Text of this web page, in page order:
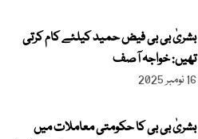
بشریٰ بی بی فیض حمید کیلئے کام کرتی
تھیں: خواجہ آصف
16 نومبر 2025
بشریٰ بی بی کا حکومتی معاملات میں